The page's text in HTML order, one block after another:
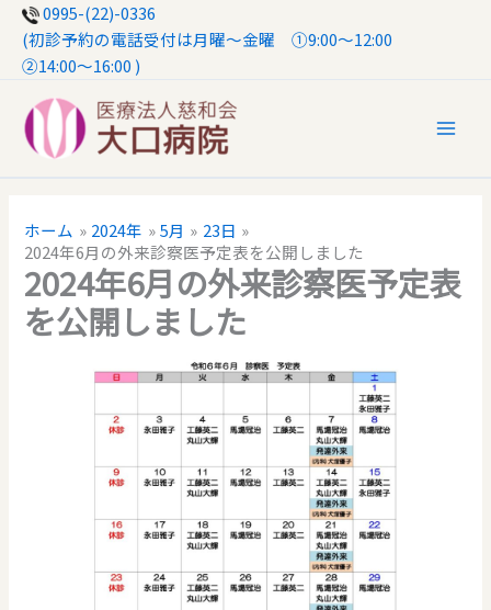
0995-(22)-0336
(初診予約の電話受付は月曜〜金曜 ①9:00～12:00
②14:00〜16:00 )
ホーム 2024年
2024年6月の外来診察医予定表を公開しました
ホーム 2024年 5月
23日
2024年6月の外来診察医予定表を公開しました
2024年6月の外来診察医予定表
を公開しました